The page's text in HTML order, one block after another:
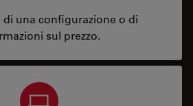
una configurazione o di
sul prezzo.